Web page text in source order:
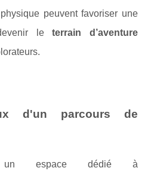
peuvent favoriser une
leterrain d’aventure
d'un parcours de
un espace dédié à